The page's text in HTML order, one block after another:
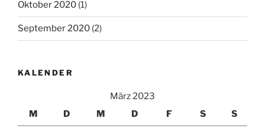
Oktober 2020 (1)
September 2020 (2)
KALENDER
März 2023
M
D M D F S S